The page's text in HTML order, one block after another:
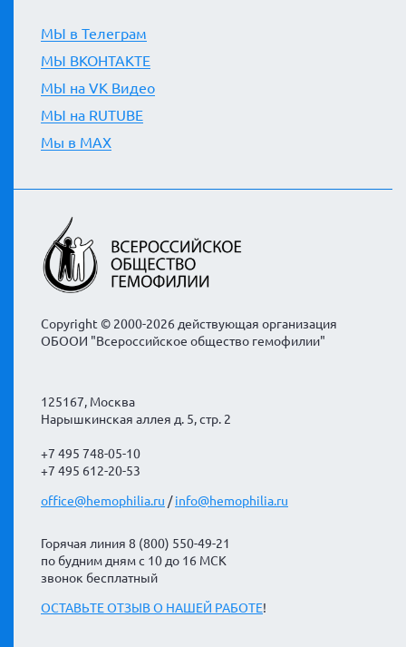
МЫ в Телеграм
МЫ ВКОНТАКТЕ
МЫ на VK Видео
МЫ на RUTUBE
Мы в MAX
Copyright © 2000-2026 действующая организация
ОБООИ "Всероссийское общество гемофилии"
125167, Москва
Нарышкинская аллея д. 5, стр. 2
+7 495 748-05-10
+7 495 612-20-53
office@hemophilia.ru /info@hemophilia.ru
Горячая линия 8 (800) 550-49-21
по будним дням с 10 до 16 МСК
звонок бесплатный
ОСТАВЬТЕ ОТЗЫВ О НАШЕЙ РАБОТЕ!